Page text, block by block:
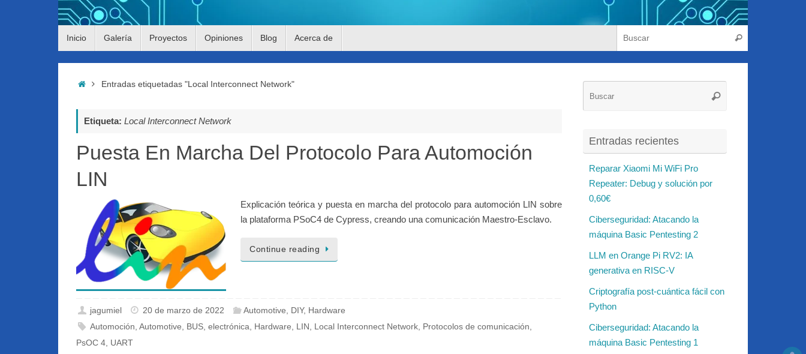
Inicio Galería Proyectos Opiniones Blog Acerca de Buscar
InicioEntradas etiquetadas "Local Interconnect Network"
Etiqueta: Local Interconnect Network
Puesta En Marcha Del Protocolo Para Automoción
LIN
Explicación teórica y puesta en marcha del protocolo para automoción LIN sobre
la plataforma PSoC4 de Cypress, creando una comunicación Maestro-Esclavo.
Continue reading
jagumiel 20 de marzo de 2022 Automotive, DIY, Hardware
Automoción,Automotive, BUS,electrónica, Hardware, LIN , Local Interconnect Network, Protocolos de comunicación,
PsOC 4, UART
Buscar
Entradas recientes
Reparar Xiaomi Mi WiFi Pro
Repeater: Debug y solución por
0,60€
Ciberseguridad: Atacando la
máquina Basic Pentesting 2
LLM en Orange Pi RV2: IA
generativa en RISC-V
Criptografía post-cuántica fácil con
Python
Ciberseguridad: Atacando la
máquina Basic Pentesting 1